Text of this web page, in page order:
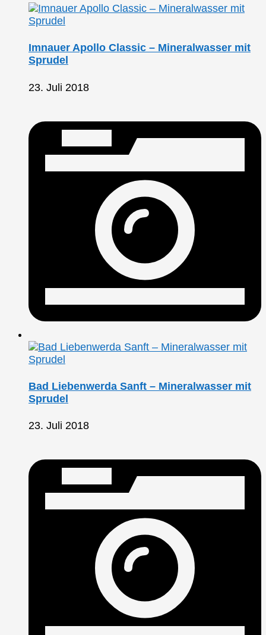
Imnauer Apollo Classic – Mineralwasser mit
Sprudel
23. Juli 2018
Bad Liebenwerda Sanft – Mineralwasser mit
Sprudel
23. Juli 2018